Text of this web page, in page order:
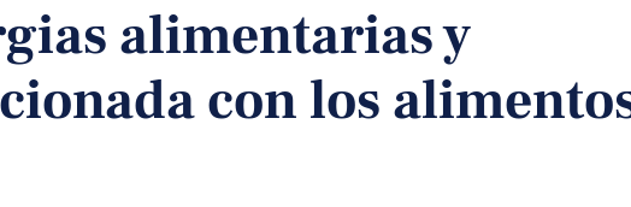
alimentarias y
con los